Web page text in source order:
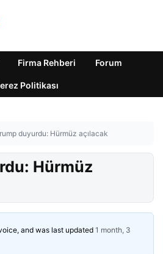
Firma Rehberi Forum
Politikası
duyurdu: Hürmüz açılacak
Hürmüz
and was last updated 1 month, 3